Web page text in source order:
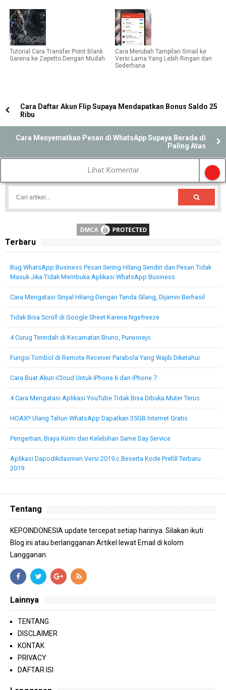
Tutorial Cara Transfer Point Blank
Garena ke Zepetto Dengan Mudah
Cara Merubah Tampilan Gmail ke
Versi Lama Yang Lebih Ringan dan
Sederhana
Cara Daftar Akun Flip Supaya Mendapatkan Bonus Saldo 25
Ribu
Cara Menyematkan Pesan di WhatsApp Supaya Berada di
Paling Atas
Lihat Komentar
Terbaru
Bug WhatsApp Business Pesan Sering Hilang Sendiri dan Pesan Tidak
Masuk Jika Tidak Membuka Aplikasi WhatsApp Business
Cara Mengatasi Sinyal Hilang Dengan Tanda Silang, Dijamin Berhasil
Tidak Bisa Scroll di Google Sheet Karena Ngefreeze
4 Curug Terindah di Kecamatan Bruno, Purworejo
Fungsi Tombol di Remote Receiver Parabola Yang Wajib Diketahui
Cara Buat Akun iCloud Untuk iPhone 6 dan iPhone 7
4 Cara Mengatasi Aplikasi YouTube Tidak Bisa Dibuka Muter Terus
HOAX!! Ulang Tahun WhatsApp Dapatkan 35GB Internet Gratis
Pengertian, Biaya Kirim dan Kelebihan Same Day Service
Aplikasi Dapodikdasmen Versi 2019.c Beserta Kode Prefill Terbaru
2019
Tentang
KEPOINDONESIA update tercepat setiap harinya. Silakan ikuti
Blog ini atau berlangganan Artikel lewat Email di kolom
Langganan.
Lainnya
TENTANG
DISCLAIMER
KONTAK
PRIVACY
DAFTAR ISI